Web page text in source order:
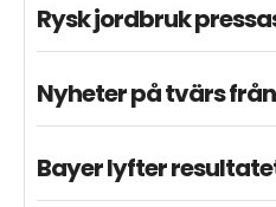
Rysk jordbruk
Nyheter på tvärs
Bayer lyfter